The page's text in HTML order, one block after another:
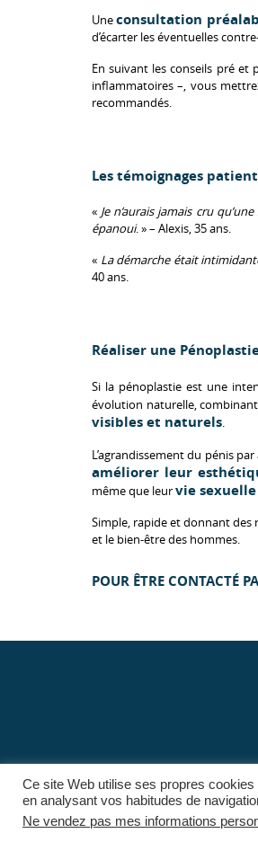
Uneconsultation préalab
d’écarter les éventuelles
En suivant les conseils pré et
inflammatoires –, vous
recommandés.
Les témoignages
« Je n’aurais jamais cru
épanoui. » – Alexis, 35 ans.
« La démarche était
40 ans.
Réaliser une
Si la pénoplastie est une
évolution naturelle,
visibles et naturels.
L’agrandissement du pénis
améliorer leur
même que leurvie sexuelle
Simple, rapide et donnant des
et le bien-être des hommes.
POUR ÊTRE CONTACTÉ
Ce site Web utilise ses propres
en analysant vos habitudes de
Ne vendez pas mes informations